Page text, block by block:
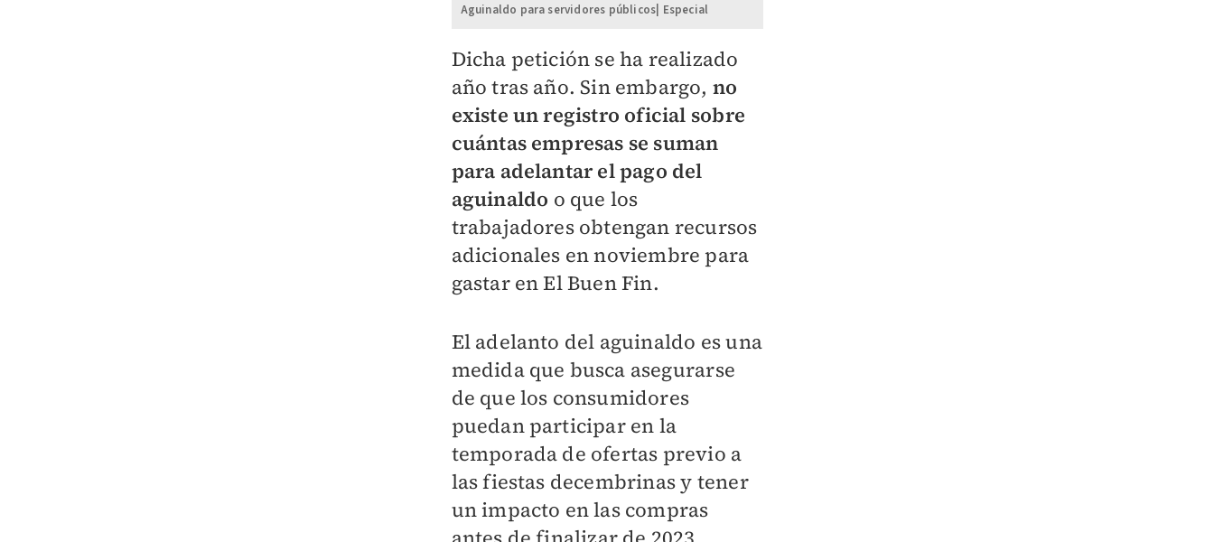
Aguinaldo para servidores públicos| Especial
Dicha petición se ha realizado
año tras año. Sin embargo, no
existe un registro oficial sobre
cuántas empresas se suman
para adelantar el pago del
aguinaldo o que los
trabajadores obtengan recursos
adicionales en noviembre para
gastar en El Buen Fin.
El adelanto del aguinaldo es una
medida que busca asegurarse
de que los consumidores
puedan participar en la
temporada de ofertas previo a
las fiestas decembrinas y tener
un impacto en las compras